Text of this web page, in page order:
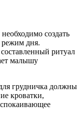
создать
дня.
ритуал
малышу
грудничка должны
кроватки,